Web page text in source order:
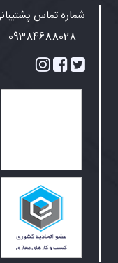
شماره تماس
09384688028